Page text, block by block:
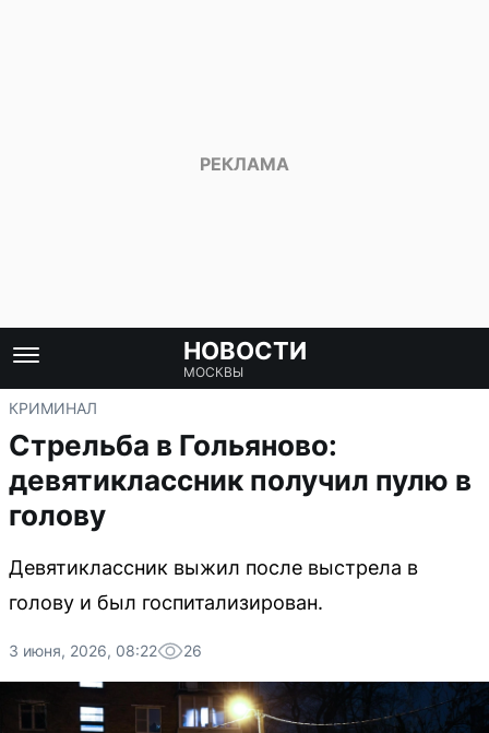
НОВОСТИ
МОСКВЫ
КРИМИНАЛ
Стрельба в Гольяново:
девятиклассник получил пулю в
голову
Девятиклассник выжил после выстрела в
голову и был госпитализирован.
3 июня, 2026, 08:22 26